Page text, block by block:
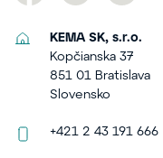
KEMA SK, s.r.o.
Kopčianska 37
851 01 Bratislava
Slovensko
+421 2 43 191 666